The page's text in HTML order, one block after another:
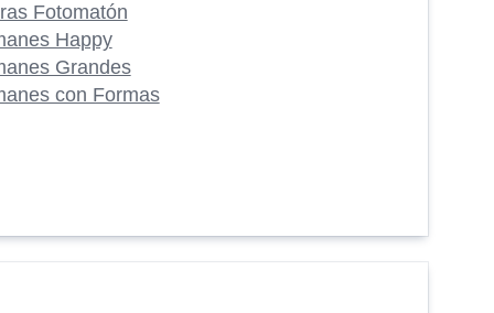
Fotomatón
Happy
Grandes
con Formas